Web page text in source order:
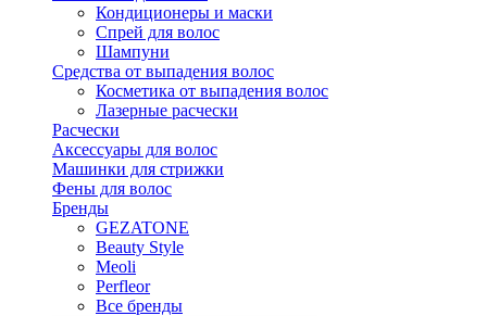
Кондиционеры и маски
Спрей для волос
Шампуни
Средства от выпадения волос
Косметика от выпадения волос
Лазерные расчески
Расчески
Аксессуары для волос
Машинки для стрижки
Фены для волос
Бренды
GEZATONE
Beauty Style
Meoli
Perfleor
Все бренды